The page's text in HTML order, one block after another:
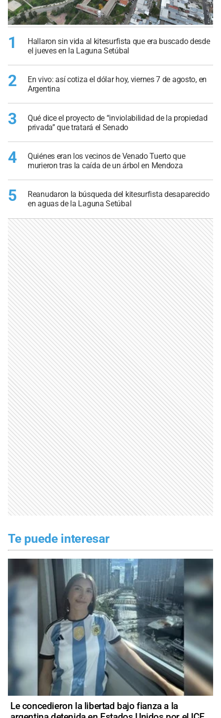
1
Hallaron sin vida al kitesurfista que era buscado desde
el jueves en la Laguna Setúbal
2
En vivo: así cotiza el dólar hoy, viernes 7 de agosto, en
Argentina
3
Qué dice el proyecto de “inviolabilidad de la propiedad
privada” que tratará el Senado
4
Quiénes eran los vecinos de Venado Tuerto que
murieron tras la caída de un árbol en Mendoza
5
Reanudaron la búsqueda del kitesurfista desaparecido
en aguas de la Laguna Setúbal
Te puede interesar
Le concedieron la libertad bajo fianza a la